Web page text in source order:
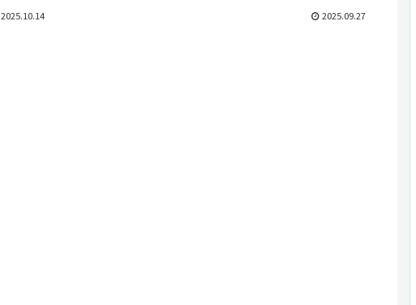
2025.10.14 2025.09.27